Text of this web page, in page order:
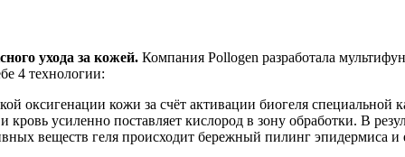
ухода за кожей. Компания Pollogen разработала
4 технологии:
оксигенации кожи за счёт активации биогеля
кровь усиленно поставляет кислород в зону обработки. В
веществ геля происходит бережный пилинг